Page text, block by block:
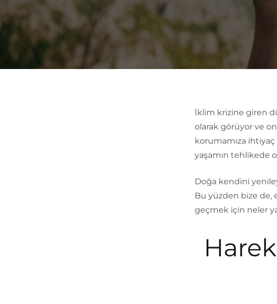
İklim krizine giren
olarak görüyor ve
korumamıza
yaşamın tehlikede
Doğa kendini
Bu yüzden bize de,
geçmek için neler